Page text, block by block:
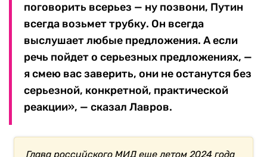
поговорить всерьез — ну позвони, Путин
всегда возьмет трубку. Он всегда
выслушает любые предложения. А если
речь пойдет о серьезных предложениях, —
я смею вас заверить, они не останутся без
серьезной, конкретной, практической
реакции», — сказал Лавров.
Глава российского МИД еще летом 2024 года